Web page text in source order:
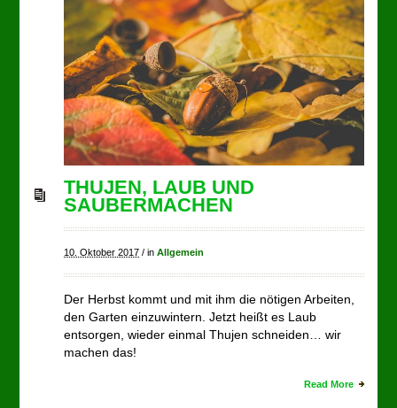
THUJEN, LAUB UND
SAUBERMACHEN
10. Oktober 2017 /inAllgemein
Der Herbst kommt und mit ihm die nötigen Arbeiten,
den Garten einzuwintern. Jetzt heißt es Laub
entsorgen, wieder einmal Thujen schneiden… wir
machen das!
Read More